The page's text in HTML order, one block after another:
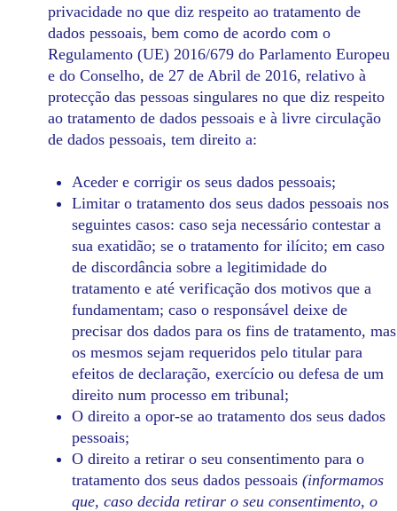
privacidade no que diz respeito ao tratamento de
dados pessoais, bem como de acordo com o
Regulamento (UE) 2016/679 do Parlamento Europeu
e do Conselho, de 27 de Abril de 2016, relativo à
protecção das pessoas singulares no que diz respeito
ao tratamento de dados pessoais e à livre circulação
de dados pessoais, tem direito a:
Aceder e corrigir os seus dados pessoais;
Limitar o tratamento dos seus dados pessoais nos
seguintes casos: caso seja necessário contestar a
sua exatidão; se o tratamento for ilícito; em caso
de discordância sobre a legitimidade do
tratamento e até verificação dos motivos que a
fundamentam; caso o responsável deixe de
precisar dos dados para os fins de tratamento, mas
os mesmos sejam requeridos pelo titular para
efeitos de declaração, exercício ou defesa de um
direito num processo em tribunal;
O direito a opor-se ao tratamento dos seus dados
pessoais;
O direito a retirar o seu consentimento para o
tratamento dos seus dados pessoais (informamos
que, caso decida retirar o seu consentimento, o